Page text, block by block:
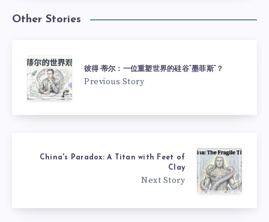
Other Stories
彼得·蒂尔：一位重塑世界的硅谷“墨菲斯”？
Previous Story
China's Paradox: A Titan with Feet of
Clay
Next Story